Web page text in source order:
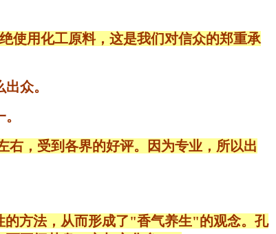
使用化工原料，这是我们对信众的郑重承
众。
，受到各界的好评。
因为专业，所以出
的方法，从而形成了"香气养生"的观念。孔